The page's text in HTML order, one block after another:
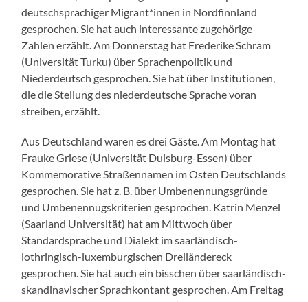
deutschsprachiger Migrant*innen in Nordfinnland
gesprochen. Sie hat auch interessante zugehörige
Zahlen erzählt. Am Donnerstag hat Frederike Schram
(Universität Turku) über Sprachenpolitik und
Niederdeutsch gesprochen. Sie hat über Institutionen,
die die Stellung des niederdeutsche Sprache voran
streiben, erzählt.
Aus Deutschland waren es drei Gäste. Am Montag hat
Frauke Griese (Universität Duisburg-Essen) über
Kommemorative Straßennamen im Osten Deutschlands
gesprochen. Sie hat z. B. über Umbenennungsgründe
und Umbenennugskriterien gesprochen. Katrin Menzel
(Saarland Universität) hat am Mittwoch über
Standardsprache und Dialekt im saarländisch-
lothringisch-luxemburgischen Dreiländereck
gesprochen. Sie hat auch ein bisschen über saarländisch-
skandinavischer Sprachkontant gesprochen. Am Freitag